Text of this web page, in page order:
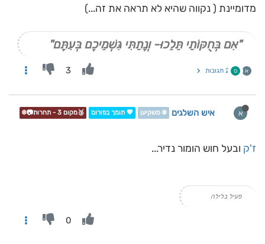
מדומיינת ( נקווה שהיא לא תראה את זה...)
"אִם בְּחֻקּוֹתַי תֵּלֵכוּ- וְנָתַתִּי גִּשְׁמֵיכֶם בְּעִתָּם"
א ס 2 תגובות 3
א איש השלגים ❄️ משקיען 💖 תומך בפורום 🥉מקום 3 - תחרות📷❄️
ז'ק ובעל חוש הומור נדיר...
פעיל בלילה
0